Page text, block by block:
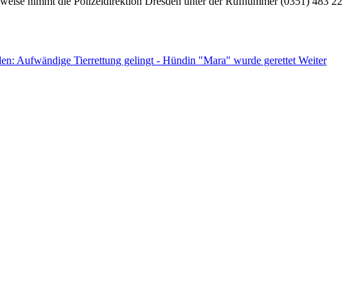
Aufwändige Tierrettung gelingt - Hündin "Mara" wurde gerettet Weiter